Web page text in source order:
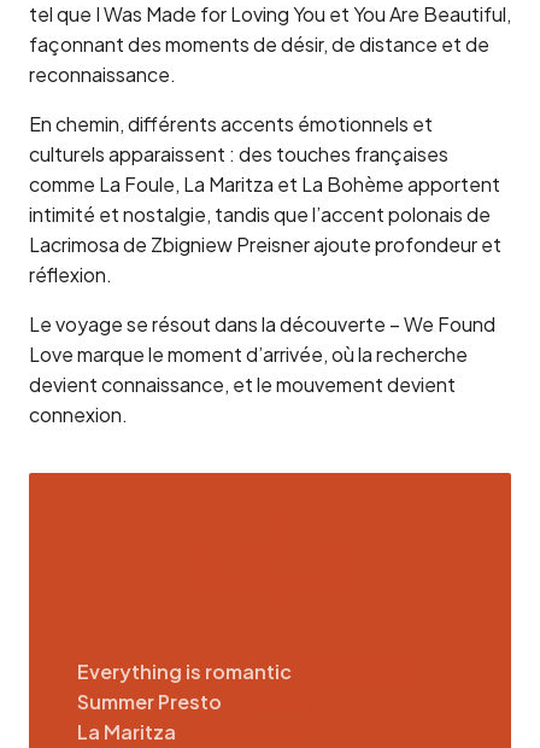
tel que I Was Made for Loving You et You Are Beautiful,
façonnant des moments de désir, de distance et de
reconnaissance.
En chemin, différents accents émotionnels et
culturels apparaissent : des touches françaises
comme La Foule, La Maritza et La Bohème apportent
intimité et nostalgie, tandis que l’accent polonais de
Lacrimosa de Zbigniew Preisner ajoute profondeur et
réflexion.
Le voyage se résout dans la découverte – We Found
Love marque le moment d’arrivée, où la recherche
devient connaissance, et le mouvement devient
connexion.
Everything is romantic
Summer Presto
La Maritza